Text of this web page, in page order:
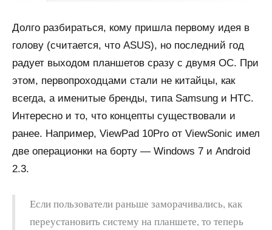
Долго разбираться, кому пришла первому идея в
голову (считается, что ASUS), но последний год
радует выходом планшетов сразу с двумя ОС. При
этом, первопроходцами стали не китайцы, как
всегда, а именитые бренды, типа Samsung и HTC.
Интересно и то, что концепты существовали и
ранее. Например, ViewPad 10Pro от ViewSonic имел
две операционки на борту — Windows 7 и Android
2.3.
Если пользователи раньше заморачивались, как
переустановить систему на планшете, то теперь